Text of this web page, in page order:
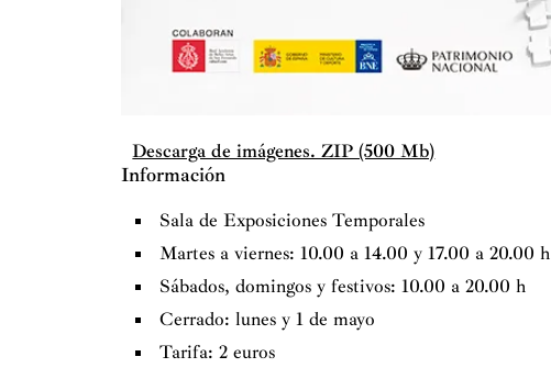
Descarga de imágenes. ZIP (500 Mb)
Información
Sala de Exposiciones Temporales
Martes a viernes: 10.00 a 14.00 y 17.00 a 20.00 h
Sábados, domingos y festivos: 10.00 a 20.00 h
Cerrado: lunes y 1 de mayo
Tarifa: 2 euros